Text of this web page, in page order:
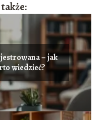
– jak
wiedzieć?